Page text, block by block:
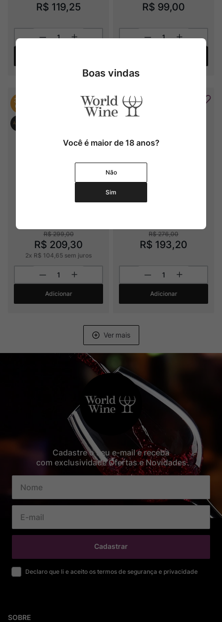
R$ 119,25 R$ 99,00
30%
OFF
Confidences
R$ 299,00
R$ 209,30
2x R$ 104 65 sem juros
Adicionar
30%
OFF
R$ 276,00
R$ 193,20
Adicionar
Cadastre o seu e-mail e receba
com exclusividade Ofertas e Novidades
Cadastrar
Declaro que li e aceito os termos de segurança e privacidade
SOBRE
Boas vindas
Você é maior de 18 anos?
Não
Sim